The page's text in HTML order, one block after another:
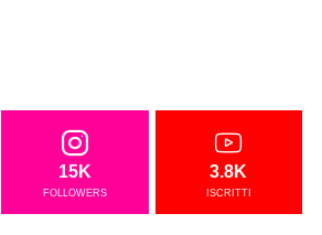
15K
FOLLOWERS
3.8K
ISCRITTI